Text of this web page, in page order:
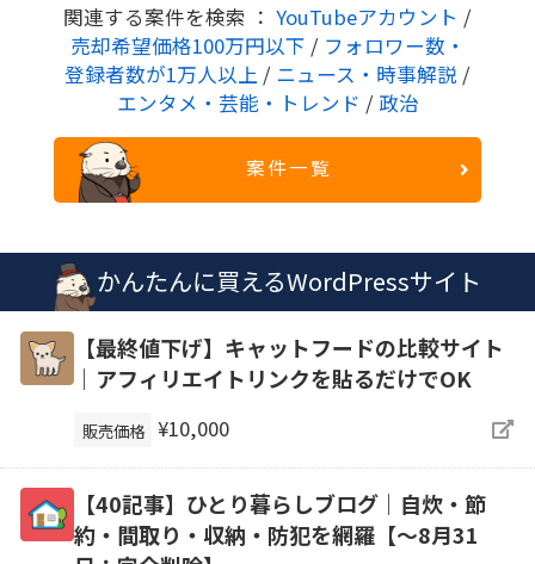
関連する案件を検索 ： YouTubeアカウント /
売却希望価格100万円以下 / フォロワー数・
登録者数が1万人以上 / ニュース・時事解説 /
エンタメ・芸能・トレンド / 政治
案件一覧
かんたんに買えるWordPressサイト
【最終値下げ】キャットフードの比較サイト
｜アフィリエイトリンクを貼るだけでOK
販売価格 ¥10,000
【40記事】ひとり暮らしブログ｜自炊・節
約・間取り・収納・防犯を網羅【～8月31